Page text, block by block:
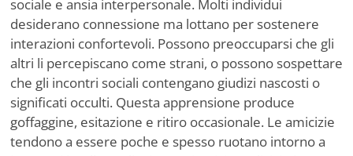
sociale e ansia interpersonale. Molti individui
desiderano connessione ma lottano per sostenere
interazioni confortevoli. Possono preoccuparsi che gli
altri li percepiscano come strani, o possono sospettare
che gli incontri sociali contengano giudizi nascosti o
significati occulti. Questa apprensione produce
goffaggine, esitazione e ritiro occasionale. Le amicizie
tendono a essere poche e spesso ruotano intorno a